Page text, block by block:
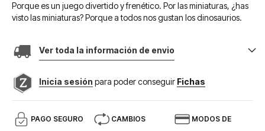
Porque es un juego divertido y frenético. Por las miniaturas, ¿has
visto las miniaturas? Porque a todos nos gustan los dinosaurios.
Ver toda la información de envio
Inicia sesión para poder conseguir Fichas
PAGO SEGURO CAMBIOS MODOS DE